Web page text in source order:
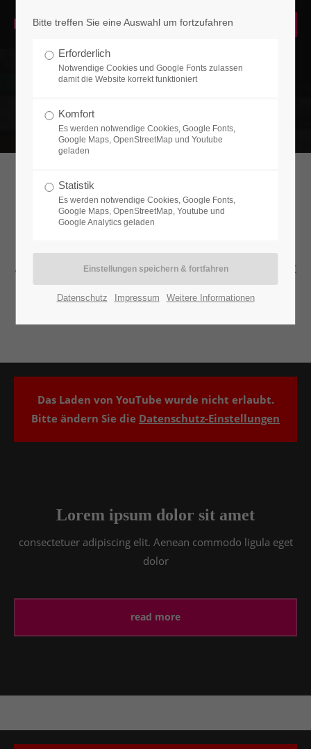
Benutzername
Passwort
Anmelden
Register|Lost your password?
Support
24h/ 365days
Mon - Fri 8:00am - 5:00pm(GMT +1)
376-293 City Road, Suite 600
info@yourdomain.com
Aenean commodo ligula eget dolor. Aenean massa.
Youtube Background
Lorem ipsum dolor sit amet, consectetuer
adipiscing elit. Aenean commodo ligula eget
dolor. Aenean massa.
Das Laden von YouTube wurde nicht erlaubt.
Bitte ändern Sie die Datenschutz-Einstellungen
Lorem ipsum dolor sit amet
consectetuer adipiscing elit. Aenean commodo ligula eget
dolor
read more
Bitte treffen Sie eine Auswahl um fortzufahren
Erforderlich
Notwendige Cookies und Google Fonts zulassen
damit die Website korrekt funktioniert
Komfort
Es werden notwendige Cookies, Google Fonts,
Google Maps, OpenStreetMap und Youtube
geladen
Statistik
Es werden notwendige Cookies, Google Fonts,
Google Maps, OpenStreetMap, Youtube und
Google Analytics geladen
Datenschutz Impressum Weitere Informationen